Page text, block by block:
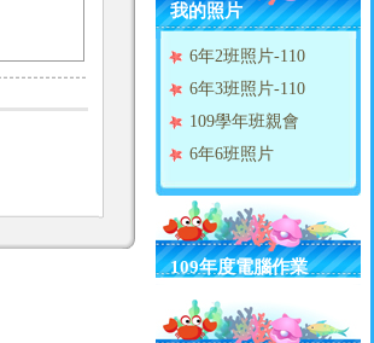
我的照片
6年2班照片-110
6年3班照片-110
109學年班親會
6年6班照片
109年度電腦作業